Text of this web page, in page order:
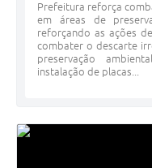
Prefeitura reforça
em áreas de
reforçando as ações
combater o descarte
preservação
instalação de placas...